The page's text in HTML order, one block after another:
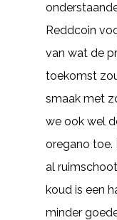
Reddcoin
van wat de
toekomst
smaak met
we ook wel
oregano toe.
al
koud is een
minder